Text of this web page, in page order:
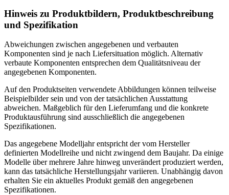
Hinweis zu Produktbildern, Produktbeschreibung
und Spezifikation
Abweichungen zwischen angegebenen und verbauten
Komponenten sind je nach Liefersituation möglich. Alternativ
verbaute Komponenten entsprechen dem Qualitätsniveau der
angegebenen Komponenten.
Auf den Produktseiten verwendete Abbildungen können teilweise
Beispielbilder sein und von der tatsächlichen Ausstattung
abweichen. Maßgeblich für den Lieferumfang und die konkrete
Produktausführung sind ausschließlich die angegebenen
Spezifikationen.
Das angegebene Modelljahr entspricht der vom Hersteller
definierten Modellreihe und nicht zwingend dem Baujahr. Da einige
Modelle über mehrere Jahre hinweg unverändert produziert werden,
kann das tatsächliche Herstellungsjahr variieren. Unabhängig davon
erhalten Sie ein aktuelles Produkt gemäß den angegebenen
Spezifikationen.